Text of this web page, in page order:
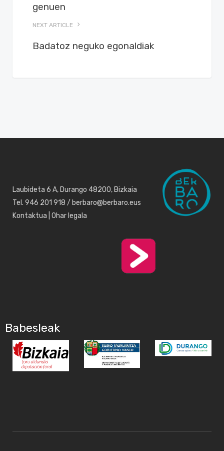
genuen
NEXT ARTICLE
Badatoz neguko egonaldiak
Laubideta 6 A, Durango 48200, Bizkaia
Tel. 946 201 918 / berbaro@berbaro.eus
Kontaktua Ohar legala
Babesleak